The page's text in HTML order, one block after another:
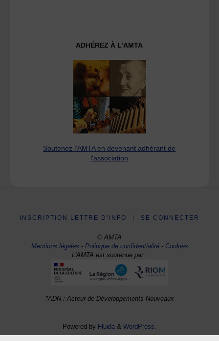
ADHÉREZ À L’AMTA
Soutenez l'AMTA en devenant adhérant de
l'association
INSCRIPTION LETTRE D’INFO SE CONNECTER
© AMTA
Mentions légales -Politique de confidentialité- Cookies
L'AMTA est soutenue par :
*ADN : Acteur de Développements Nouveaux
Powered by Fluida & WordPress.